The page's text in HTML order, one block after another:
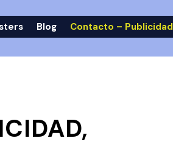
Blog Contacto – Publicidad